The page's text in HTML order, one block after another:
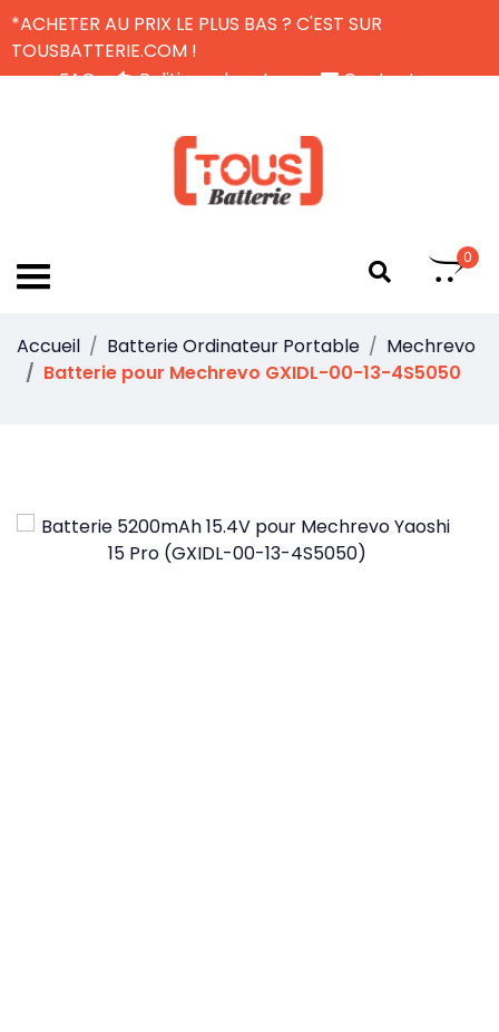
*ACHETER AU PRIX LE PLUS BAS ? C'EST SUR
TOUSBATTERIE.COM !
FAQ
Politique de retour
Contactez-nous
0
Accueil Batterie Ordinateur Portable
Mechrevo
Batterie pour Mechrevo GXIDL-00-13-4S5050